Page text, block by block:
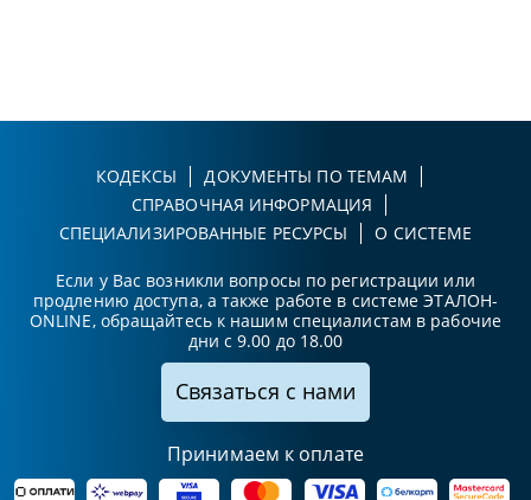
КОДЕКСЫ
ДОКУМЕНТЫ ПО ТЕМАМ
СПРАВОЧНАЯ ИНФОРМАЦИЯ
СПЕЦИАЛИЗИРОВАННЫЕ РЕСУРСЫ
О СИСТЕМЕ
Если у Вас возникли вопросы по регистрации или
продлению доступа, а также работе в системе ЭТАЛОН-
ONLINE, обращайтесь к нашим специалистам в рабочие
дни с 9.00 до 18.00
Связаться с нами
Принимаем к оплате